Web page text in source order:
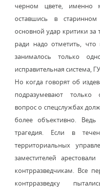
черном цвете, именно
оставшись в
основной удар критики за
ради надо отметить, что
занималось только
исправительная система,
Но когда говорят об
подразумевают только
вопрос о спецслужбах
более объективно.
трагедия. Если в
территориальных
заместителей
контрразведчикам. Все
контрразведку